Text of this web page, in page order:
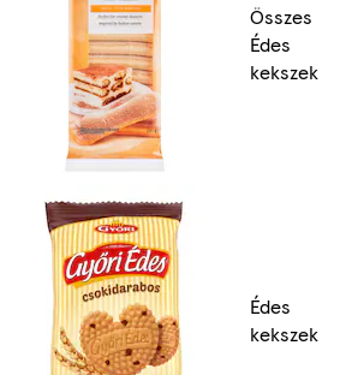
Összes
Édes
kekszek
Édes
kekszek